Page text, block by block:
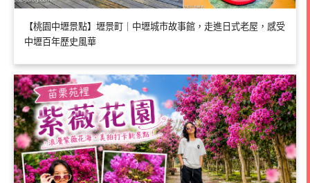
【桃園中壢景點】壢景町｜中壢城市故事館，走進日式老屋，感受
中壢百年歷史風華